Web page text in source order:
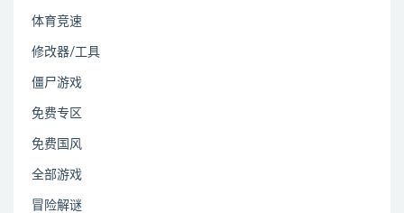
体育竞速
修改器/工具
僵尸游戏
免费专区
免费国风
全部游戏
冒险解谜